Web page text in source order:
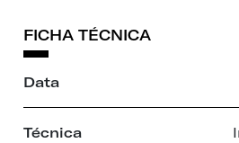
FICHA TÉCNICA
Data
Técnica